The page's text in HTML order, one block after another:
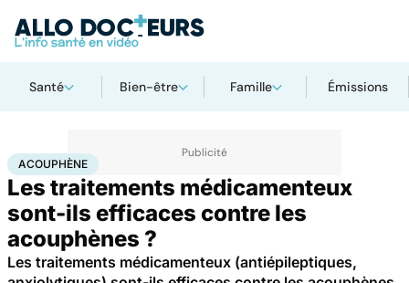
Santé Bien-être Famille Émissions
AccueilSantéAcouphène
ACOUPHÈNE
Les traitements médicamenteux
sont-ils efficaces contre les
acouphènes ?
Les traitements médicamenteux (antiépileptiques,